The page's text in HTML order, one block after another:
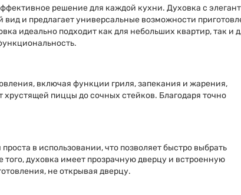
решение для каждой кухни. Духовка с
и предлагает универсальные возможности
идеально подходит как для небольших квартир, так и
включая функции гриля, запекания и жарения,
пиццы до сочных стейков. Благодаря точно
в использовании, что позволяет быстро выбрать
духовка имеет прозрачную дверцу и встроенную
не открывая дверцу.